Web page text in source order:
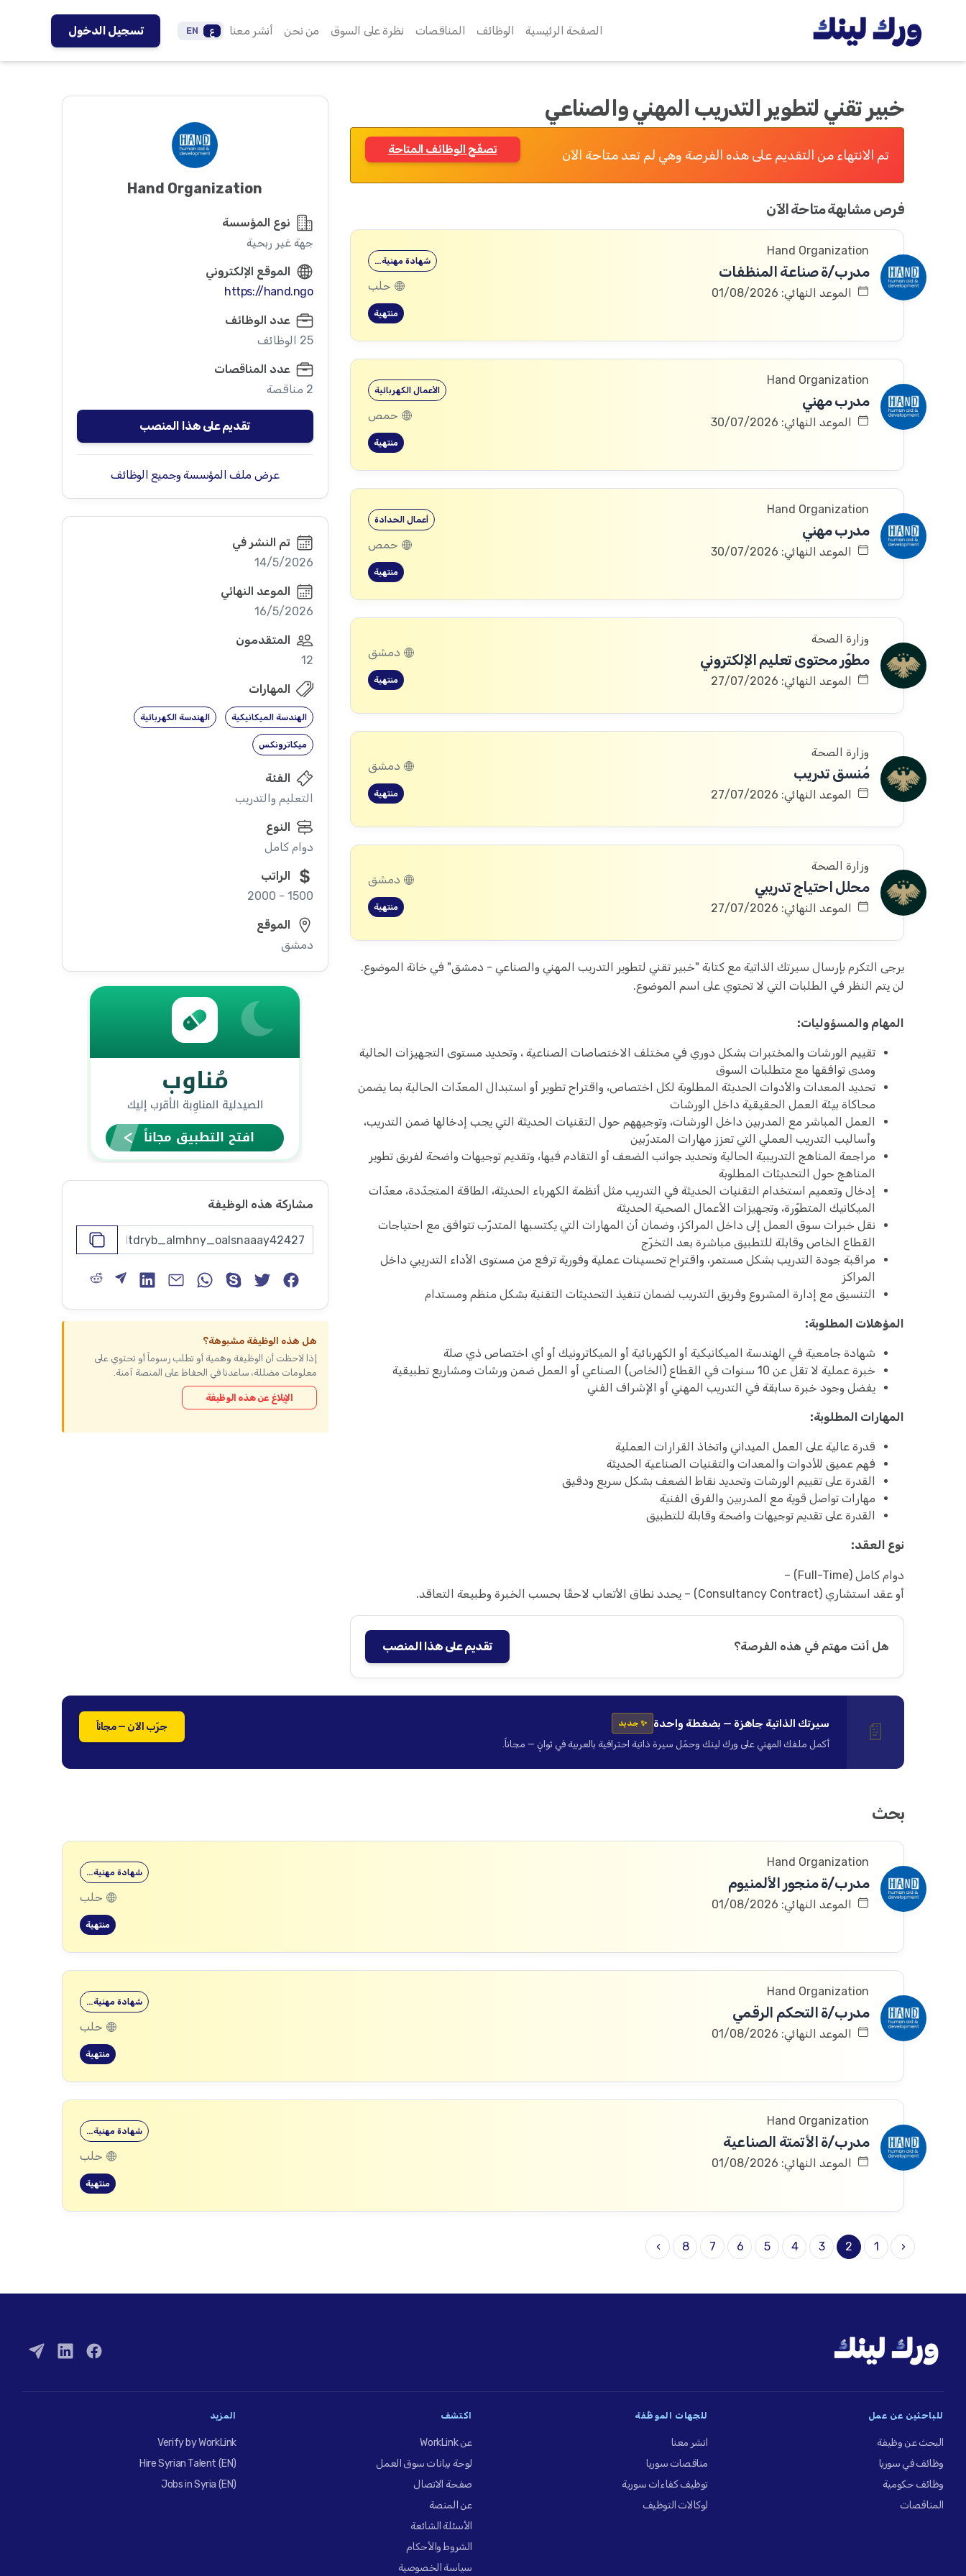
الصفحة الرئيسية الوظائف المناقصات نظرة على السوق من نحن أنشر معنا ع EN تسجيل الدخول
خبير تقني لتطوير التدريب المهني والصناعي
تم الانتهاء من التقديم على هذه الفرصة وهي لم تعد متاحة الآن تصفّح الوظائف المتاحة
فرص مشابهة متاحة الآن
Hand Organization
مدرب/ة صناعة المنظفات
الموعد النهائي: 01/08/2026
شهادة مهنية…
حلب
منتهية
Hand Organization
مدرب مهني
الموعد النهائي: 30/07/2026
الأعمال الكهربائية
حمص
منتهية
Hand Organization
مدرب مهني
الموعد النهائي: 30/07/2026
أعمال الحدادة
حمص
منتهية
وزارة الصحة
مطوّر محتوى تعليم الإلكتروني
الموعد النهائي: 27/07/2026
دمشق
منتهية
وزارة الصحة
مُنسق تدريب
الموعد النهائي: 27/07/2026
دمشق
منتهية
وزارة الصحة
محلل احتياج تدريبي
الموعد النهائي: 27/07/2026
دمشق
منتهية
يرجى التكرم بإرسال سيرتك الذاتية مع كتابة "خبير تقني لتطوير التدريب المهني والصناعي - دمشق" في خانة الموضوع.
لن يتم النظر في الطلبات التي لا تحتوي على اسم الموضوع.
المهام والمسؤوليات:
تقييم الورشات والمختبرات بشكل دوري في مختلف الاختصاصات الصناعية ، وتحديد مستوى التجهيزات الحالية
ومدى توافقها مع متطلبات السوق
تحديد المعدات والأدوات الحديثة المطلوبة لكل اختصاص، واقتراح تطوير أو استبدال المعدّات الحالية بما يضمن
محاكاة بيئة العمل الحقيقية داخل الورشات
العمل المباشر مع المدربين داخل الورشات، وتوجيههم حول التقنيات الحديثة التي يجب إدخالها ضمن التدريب،
وأساليب التدريب العملي التي تعزز مهارات المتدرّبين
مراجعة المناهج التدريبية الحالية وتحديد جوانب الضعف أو التقادم فيها، وتقديم توجيهات واضحة لفريق تطوير
المناهج حول التحديثات المطلوبة
إدخال وتعميم استخدام التقنيات الحديثة في التدريب مثل أنظمة الكهرباء الحديثة، الطاقة المتجدّدة، معدّات
الميكانيك المتطوّرة، وتجهيزات الأعمال الصحية الحديثة
نقل خبرات سوق العمل إلى داخل المراكز، وضمان أن المهارات التي يكتسبها المتدرّب تتوافق مع احتياجات
القطاع الخاص وقابلة للتطبيق مباشرة بعد التخرّج
مراقبة جودة التدريب بشكل مستمر، واقتراح تحسينات عملية وفورية ترفع من مستوى الأداء التدريبي داخل
المراكز
التنسيق مع إدارة المشروع وفريق التدريب لضمان تنفيذ التحديثات التقنية بشكل منظم ومستدام
المؤهلات المطلوبة:
شهادة جامعية في الهندسة الميكانيكية أو الكهربائية أو الميكاترونيك أو أي اختصاص ذي صلة
خبرة عملية لا تقل عن 10 سنوات في القطاع (الخاص) الصناعي أو العمل ضمن ورشات ومشاريع تطبيقية
يفضل وجود خبرة سابقة في التدريب المهني أو الإشراف الفني
المهارات المطلوبة:
قدرة عالية على العمل الميداني واتخاذ القرارات العملية
فهم عميق للأدوات والمعدات والتقنيات الصناعية الحديثة
القدرة على تقييم الورشات وتحديد نقاط الضعف بشكل سريع ودقيق
مهارات تواصل قوية مع المدربين والفرق الفنية
القدرة على تقديم توجيهات واضحة وقابلة للتطبيق
نوع العقد:
دوام كامل (Full-Time) –
أو عقد استشاري (Consultancy Contract) – يحدد نطاق الأتعاب لاحقًا بحسب الخبرة وطبيعة التعاقد.
هل أنت مهتم في هذه الفرصة؟ تقديم على هذا المنصب
Hand Organization
نوع المؤسسة
جهة غير ربحية
الموقع الإلكتروني
https://hand.ngo
عدد الوظائف
25 الوظائف
عدد المناقصات
2 مناقصة
تقديم على هذا المنصب
عرض ملف المؤسسة وجميع الوظائف
تم النشر في
14/5/2026
الموعد النهائي
16/5/2026
المتقدمون
12
المهارات
الهندسة الميكانيكية الهندسة الكهربائية
ميكاترونكس
الفئة
التعليم والتدريب
النوع
دوام كامل
الراتب
1500 - 2000
الموقع
دمشق
مشاركة هذه الوظيفة
هل هذه الوظيفة مشبوهة؟
إذا لاحظت أن الوظيفة وهمية أو تطلب رسوماً أو تحتوي على
معلومات مضللة، ساعدنا في الحفاظ على المنصة آمنة.
الإبلاغ عن هذه الوظيفة
📄 سيرتك الذاتية جاهزة — بضغطة واحدة ✨ جديد
أكمل ملفك المهني على ورك لينك وحمّل سيرة ذاتية احترافية بالعربية في ثوانٍ — مجاناً.
جرّب الآن — مجاناً
بحث
Hand Organization
مدرب/ة منجور الألمنيوم
الموعد النهائي: 01/08/2026
شهادة مهنية…
حلب
منتهية
Hand Organization
مدرب/ة التحكم الرقمي
الموعد النهائي: 01/08/2026
شهادة مهنية…
حلب
منتهية
Hand Organization
مدرب/ة الأتمتة الصناعية
الموعد النهائي: 01/08/2026
شهادة مهنية…
حلب
منتهية
‹
1
2
3
4
5
6
7
8
›
للباحثين عن عمل
البحث عن وظيفة
وظائف في سوريا
وظائف حكومية
المناقصات
للجهات الموظِّفة
انشر معنا
مناقصات سوريا
توظيف كفاءات سورية
لوكالات التوظيف
اكتشف
عن WorkLink
لوحة بيانات سوق العمل
صفحة الاتصال
عن المنصة
الأسئلة الشائعة
الشروط والأحكام
سياسة الخصوصية
المزيد
Verify by WorkLink
Hire Syrian Talent (EN)
Jobs in Syria (EN)